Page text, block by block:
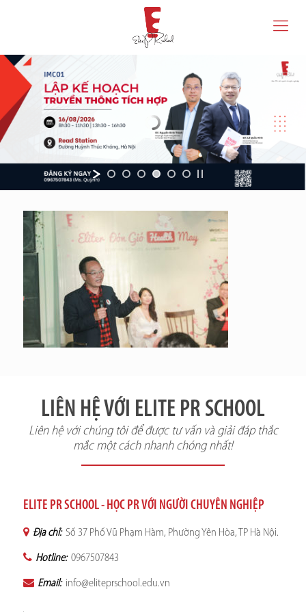
LIÊN HỆ VỚI ELITE PR SCHOOL
Liên hệ với chúng tôi để được tư vấn và giải đáp thắc
mắc một cách nhanh chóng nhất!
ELITE PR SCHOOL - HỌC PR VỚI NGƯỜI CHUYÊN NGHIỆP
Địa chỉ: Số 37 Phố Vũ Phạm Hàm, Phường Yên Hòa, TP Hà Nội.
Hotline: 0967507843
Email: info@eliteprschool.edu.vn